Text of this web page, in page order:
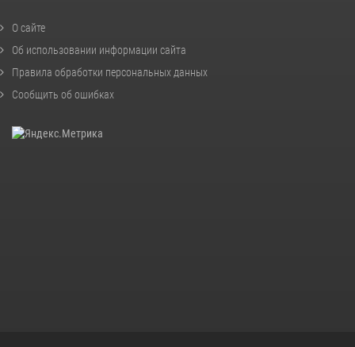
О сайте
Об использовании информации сайта
Правила обработки персональных данных
Сообщить об ошибках